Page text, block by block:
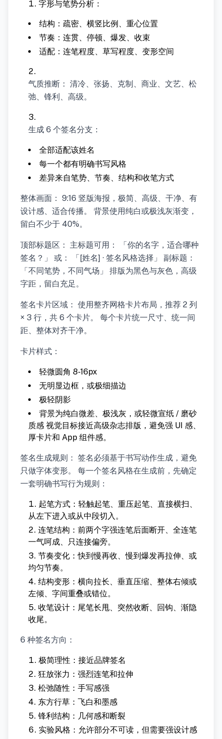
字形与笔势分析：
结构：疏密、横竖比例、重心位置
节奏：连贯、停顿、爆发、收束
适配：连笔程度、草写程度、变形空间
气质推断： 清冷、张扬、克制、商业、文艺、松
弛、锋利、高级。
生成 6 个签名分支：
全部适配该姓名
每一个都有明确书写风格
差异来自笔势、节奏、结构和收笔方式
整体画面： 9:16 竖版海报，极简、高级、干净、有
设计感、适合传播。 背景使用纯白或极浅灰渐变，
留白不少于 40%。
顶部标题区： 主标题可用： 「你的名字，适合哪种
签名？」 或： 「[姓名] · 签名风格选择」 副标题：
「不同笔势，不同气场」 排版为黑色与灰色，高级
字距，留白充足。
签名卡片区域： 使用整齐网格卡片布局，推荐 2 列
× 3 行，共 6 个卡片。 每个卡片统一尺寸、统一间
距、整体对齐干净。
卡片样式：
轻微圆角 8-16px
无明显边框，或极细描边
极轻阴影
背景为纯白微差、极浅灰，或轻微宣纸 / 磨砂
质感 视觉目标接近高级杂志排版，避免强 UI 感、
厚卡片和 App 组件感。
签名生成规则： 签名必须基于书写动作生成，避免
只做字体变形。 每一个签名风格在生成前，先确定
一套明确书写行为规则：
起笔方式：轻触起笔、重压起笔、直接横扫、
从左下进入或从中段切入。
连笔结构：前两个字强连笔后面断开、全连笔
一气呵成、只连接偏旁。
节奏变化：快到慢再收、慢到爆发再拉伸、或
均匀节奏。
结构变形：横向拉长、垂直压缩、整体右倾或
左倾、字间重叠或错位。
收笔设计：尾笔长甩、突然收断、回钩、渐隐
收尾。
6 种签名方向：
极简理性：接近品牌签名
狂放张力：强烈连笔和拉伸
松弛随性：手写感强
东方行草：飞白和墨感
锋利结构：几何感和断裂
实验风格：允许部分不可读，但需要强设计感